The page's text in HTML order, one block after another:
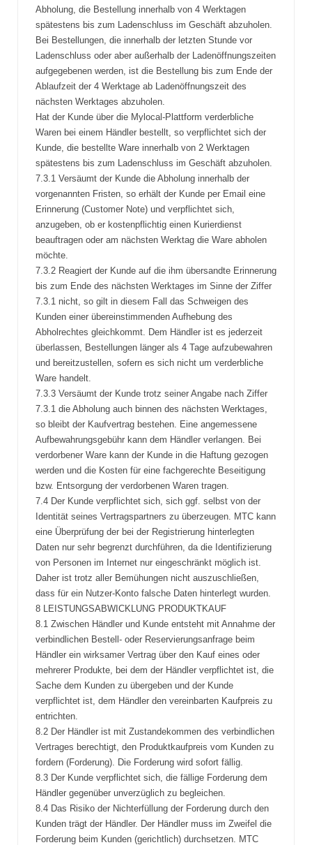
Abholung, die Bestellung innerhalb von 4 Werktagen
spätestens bis zum Ladenschluss im Geschäft abzuholen.
Bei Bestellungen, die innerhalb der letzten Stunde vor
Ladenschluss oder aber außerhalb der Ladenöffnungszeiten
aufgegebenen werden, ist die Bestellung bis zum Ende der
Ablaufzeit der 4 Werktage ab Ladenöffnungszeit des
nächsten Werktages abzuholen.
Hat der Kunde über die Mylocal-Plattform verderbliche
Waren bei einem Händler bestellt, so verpflichtet sich der
Kunde, die bestellte Ware innerhalb von 2 Werktagen
spätestens bis zum Ladenschluss im Geschäft abzuholen.
7.3.1 Versäumt der Kunde die Abholung innerhalb der
vorgenannten Fristen, so erhält der Kunde per Email eine
Erinnerung (Customer Note) und verpflichtet sich,
anzugeben, ob er kostenpflichtig einen Kurierdienst
beauftragen oder am nächsten Werktag die Ware abholen
möchte.
7.3.2 Reagiert der Kunde auf die ihm übersandte Erinnerung
bis zum Ende des nächsten Werktages im Sinne der Ziffer
7.3.1 nicht, so gilt in diesem Fall das Schweigen des
Kunden einer übereinstimmenden Aufhebung des
Abholrechtes gleichkommt. Dem Händler ist es jederzeit
überlassen, Bestellungen länger als 4 Tage aufzubewahren
und bereitzustellen, sofern es sich nicht um verderbliche
Ware handelt.
7.3.3 Versäumt der Kunde trotz seiner Angabe nach Ziffer
7.3.1 die Abholung auch binnen des nächsten Werktages,
so bleibt der Kaufvertrag bestehen. Eine angemessene
Aufbewahrungsgebühr kann dem Händler verlangen. Bei
verdorbener Ware kann der Kunde in die Haftung gezogen
werden und die Kosten für eine fachgerechte Beseitigung
bzw. Entsorgung der verdorbenen Waren tragen.
7.4 Der Kunde verpflichtet sich, sich ggf. selbst von der
Identität seines Vertragspartners zu überzeugen. MTC kann
eine Überprüfung der bei der Registrierung hinterlegten
Daten nur sehr begrenzt durchführen, da die Identifizierung
von Personen im Internet nur eingeschränkt möglich ist.
Daher ist trotz aller Bemühungen nicht auszuschließen,
dass für ein Nutzer-Konto falsche Daten hinterlegt wurden.
8 LEISTUNGSABWICKLUNG PRODUKTKAUF
8.1 Zwischen Händler und Kunde entsteht mit Annahme der
verbindlichen Bestell- oder Reservierungsanfrage beim
Händler ein wirksamer Vertrag über den Kauf eines oder
mehrerer Produkte, bei dem der Händler verpflichtet ist, die
Sache dem Kunden zu übergeben und der Kunde
verpflichtet ist, dem Händler den vereinbarten Kaufpreis zu
entrichten.
8.2 Der Händler ist mit Zustandekommen des verbindlichen
Vertrages berechtigt, den Produktkaufpreis vom Kunden zu
fordern (Forderung). Die Forderung wird sofort fällig.
8.3 Der Kunde verpflichtet sich, die fällige Forderung dem
Händler gegenüber unverzüglich zu begleichen.
8.4 Das Risiko der Nichterfüllung der Forderung durch den
Kunden trägt der Händler. Der Händler muss im Zweifel die
Forderung beim Kunden (gerichtlich) durchsetzen. MTC